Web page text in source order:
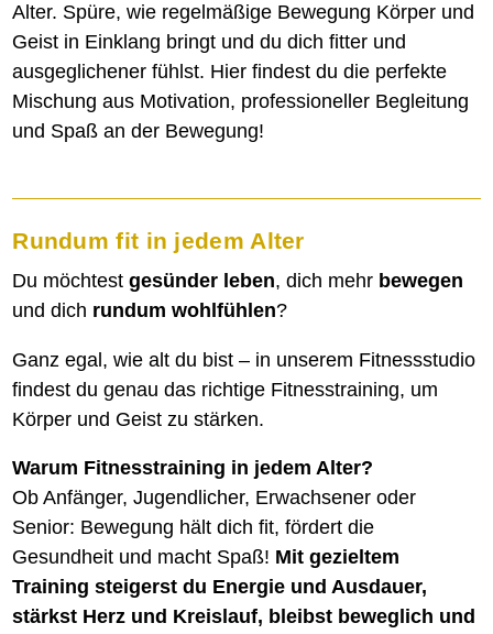
Alter. Spüre, wie regelmäßige Bewegung Körper und
Geist in Einklang bringt und du dich fitter und
ausgeglichener fühlst. Hier findest du die perfekte
Mischung aus Motivation, professioneller Begleitung
und Spaß an der Bewegung!
Rundum fit in jedem Alter
Du möchtestgesünder leben, dich mehr bewegen
und dich rundum wohlfühlen?
Ganz egal, wie alt du bist – in unserem Fitnessstudio
findest du genau das richtige Fitnesstraining, um
Körper und Geist zu stärken.
Warum Fitnesstraining in jedem Alter?
Ob Anfänger, Jugendlicher, Erwachsener oder
Senior: Bewegung hält dich fit, fördert die
Gesundheit und macht Spaß! Mit gezieltem
Training steigerst du Energie und Ausdauer,
stärkst Herz und Kreislauf, bleibst beweglich und